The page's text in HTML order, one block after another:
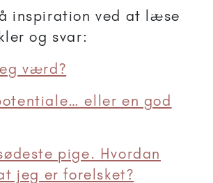
inspiration ved at læse
og svar:
værd?
eller en god
pige. Hvordan
jeg er forelsket?